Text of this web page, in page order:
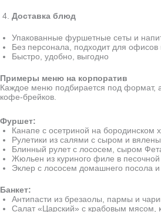
Доставка блюд
Упакованные фуршетные сеты и
Без персонала, подходит для офисов
Быстро, удобно, выгодно
Примеры меню на корпоратив
Каждое меню подбирается под
кофе-брейков.
Фуршет:
Канапе с осетриной на бородинском
Рулетики из салями с сыром и
Блинный рулет с лососем, сыром
Жюльен из куриного филе в
Эклер с лососем домашнего посола
Банкет:
Антипасти из брезаолы, пармы и
Салат «Царский» с крабовым мясом,